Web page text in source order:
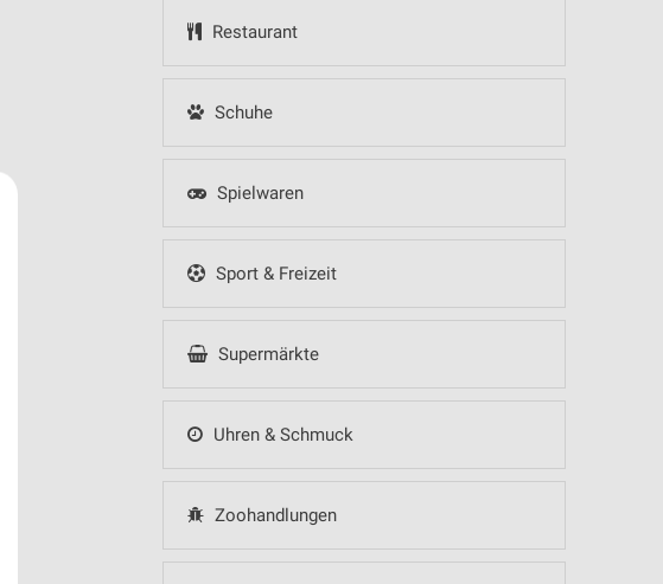
Restaurant
Schuhe
Spielwaren
Sport & Freizeit
Supermärkte
Uhren & Schmuck
Zoohandlungen